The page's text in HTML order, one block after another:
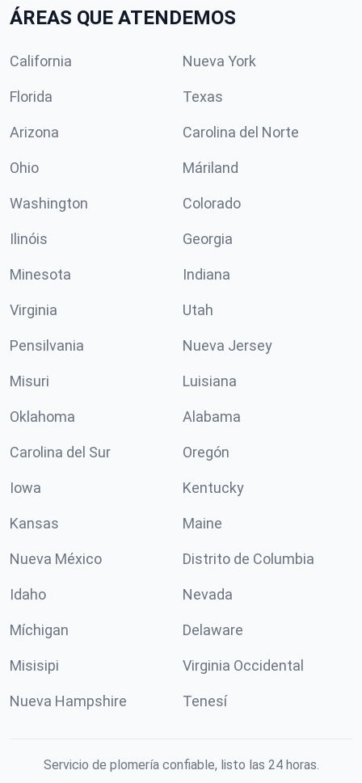
ÁREAS QUE ATENDEMOS
California Nueva York
Florida Texas
Arizona Carolina del Norte
Ohio Máriland
Washington Colorado
Ilinóis Georgia
Minesota Indiana
Virginia Utah
Pensilvania Nueva Jersey
Misuri Luisiana
Oklahoma Alabama
Carolina del Sur Oregón
Iowa Kentucky
Kansas Maine
Nueva México Distrito de Columbia
Idaho Nevada
Míchigan Delaware
Misisipi Virginia Occidental
Nueva Hampshire Tenesí
Servicio de plomería confiable, listo las 24 horas.